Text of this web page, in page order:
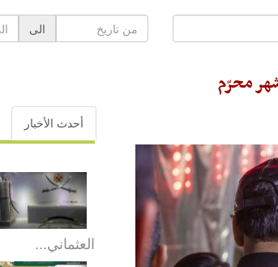
الى
محرّم
أحدث الأخبار
العثماني...